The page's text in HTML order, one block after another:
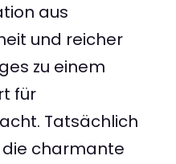
aus
und reicher
zu einem
für
Tatsächlich
die charmante